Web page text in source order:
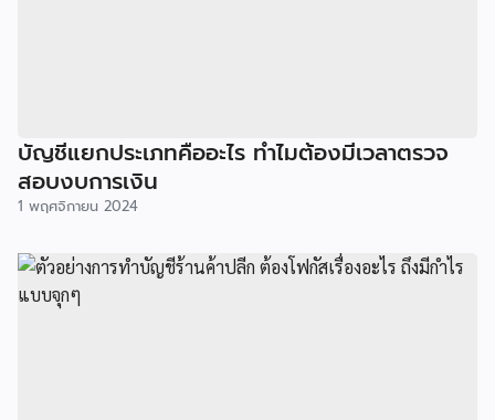
บัญชีแยกประเภทคืออะไร ทำไมต้องมีเวลาตรวจ
สอบงบการเงิน
1 พฤศจิกายน 2024